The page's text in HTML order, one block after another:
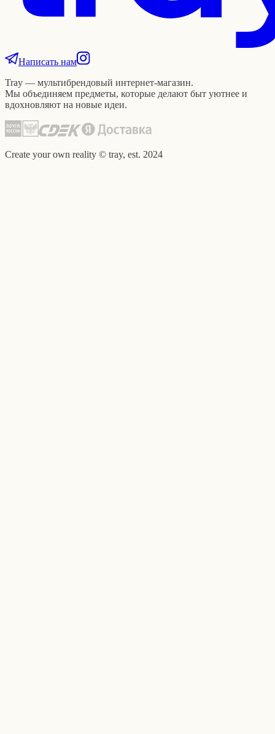
Написать нам
Tray — мультибрендовый интернет-магазин.
Мы объединяем предметы, которые делают быт уютнее и
вдохновляют на новые идеи.
Create your own reality © tray, est. 2024